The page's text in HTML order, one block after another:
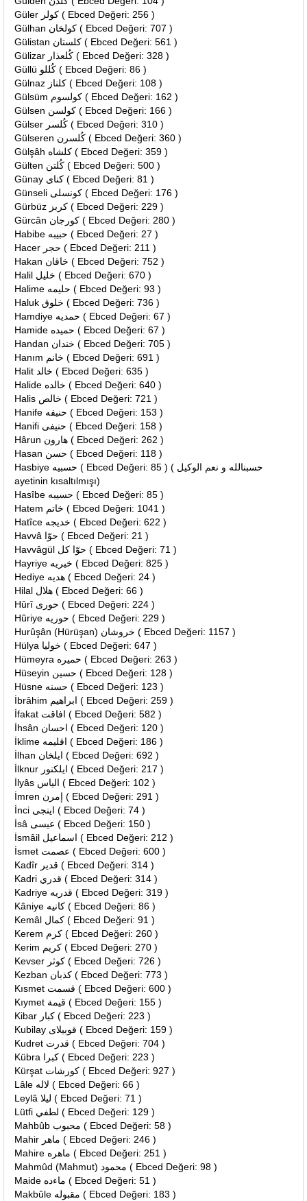
Güler كولر ( Ebced Değeri: 256 )
Gülhan كولخان ( Ebced Değeri: 707 )
Gülistan كلستان ( Ebced Değeri: 561 )
Gülizar كُلعذار ( Ebced Değeri: 328 )
Güllü كُللو ( Ebced Değeri: 86 )
Gülnaz كلناز ( Ebced Değeri: 108 )
Gülsüm كولسوم ( Ebced Değeri: 162 )
Gülsen كولسن ( Ebced Değeri: 166 )
Gülser كُلسر ( Ebced Değeri: 310 )
Gülseren كُلسرن ( Ebced Değeri: 360 )
Gülşâh كلشاه ( Ebced Değeri: 359 )
Gülten كُلتن ( Ebced Değeri: 500 )
Günay كناى ( Ebced Değeri: 81 )
Günseli كونسلى ( Ebced Değeri: 176 )
Gürbüz كربز ( Ebced Değeri: 229 )
Gürcân كورجان ( Ebced Değeri: 280 )
Habibe حبيبه ( Ebced Değeri: 27 )
Hacer حجر ( Ebced Değeri: 211 )
Hakan خاقان ( Ebced Değeri: 752 )
Halil خليل ( Ebced Değeri: 670 )
Halime حليمه ( Ebced Değeri: 93 )
Haluk خلوق ( Ebced Değeri: 736 )
Hamdiye حمديه ( Ebced Değeri: 67 )
Hamide حميده ( Ebced Değeri: 67 )
Handan خندان ( Ebced Değeri: 705 )
Hanım خانم ( Ebced Değeri: 691 )
Halit خالد ( Ebced Değeri: 635 )
Halide خالده ( Ebced Değeri: 640 )
Halis خالص ( Ebced Değeri: 721 )
Hanife حنيفه ( Ebced Değeri: 153 )
Hanifi حنيفى ( Ebced Değeri: 158 )
Hârun هارون ( Ebced Değeri: 262 )
Hasan حسن ( Ebced Değeri: 118 )
Hasbiye حسبيه ( Ebced Değeri: 85 ) ( حسبنالله و نعم الوكيل
ayetinin kısaltılmışı)
Hasîbe حسيبه ( Ebced Değeri: 85 )
Hatem خاتم ( Ebced Değeri: 1041 )
Hatîce خديجه ( Ebced Değeri: 622 )
Havvâ حوّا ( Ebced Değeri: 21 )
Havvâgül حوّا كل ( Ebced Değeri: 71 )
Hayriye خيريه ( Ebced Değeri: 825 )
Hediye هديه ( Ebced Değeri: 24 )
Hilal هلال ( Ebced Değeri: 66 )
Hûrî حورى ( Ebced Değeri: 224 )
Hûriye حوريه ( Ebced Değeri: 229 )
Hurûşân (Hürüşan) خروشان ( Ebced Değeri: 1157 )
Hülya خوليا ( Ebced Değeri: 647 )
Hümeyra حميره ( Ebced Değeri: 263 )
Hüseyin حسين ( Ebced Değeri: 128 )
Hüsne حسنه ( Ebced Değeri: 123 )
İbrâhim ابراهيم ( Ebced Değeri: 259 )
İfakat افاقت ( Ebced Değeri: 582 )
İhsân احسان ( Ebced Değeri: 120 )
İklime اقليمه ( Ebced Değeri: 186 )
İlhan ايلخان ( Ebced Değeri: 692 )
İlknur ايلكنور ( Ebced Değeri: 217 )
İlyâs الياس ( Ebced Değeri: 102 )
İmren إمرن ( Ebced Değeri: 291 )
İnci اينجى ( Ebced Değeri: 74 )
İsâ عيسى ( Ebced Değeri: 150 )
İsmâil اسماعيل ( Ebced Değeri: 212 )
İsmet عصمت ( Ebced Değeri: 600 )
Kadîr قدير ( Ebced Değeri: 314 )
Kadri قدري ( Ebced Değeri: 314 )
Kadriye قدريه ( Ebced Değeri: 319 )
Kâniye كانيه ( Ebced Değeri: 86 )
Kemâl كمال ( Ebced Değeri: 91 )
Kerem كرم ( Ebced Değeri: 260 )
Kerim كريم ( Ebced Değeri: 270 )
Kevser كوثر ( Ebced Değeri: 726 )
Kezban كذبان ( Ebced Değeri: 773 )
Kısmet قسمت ( Ebced Değeri: 600 )
Kıymet قيمة ( Ebced Değeri: 155 )
Kibar كبار ( Ebced Değeri: 223 )
Kubilay قوبيلاى ( Ebced Değeri: 159 )
Kudret قدرت ( Ebced Değeri: 704 )
Kübra كبرا ( Ebced Değeri: 223 )
Kürşat كورشات ( Ebced Değeri: 927 )
Lâle لاله ( Ebced Değeri: 66 )
Leylâ ليلا ( Ebced Değeri: 71 )
Lütfi لطفي ( Ebced Değeri: 129 )
Mahbûb محبوب ( Ebced Değeri: 58 )
Mahir ماهر ( Ebced Değeri: 246 )
Mahire ماهره ( Ebced Değeri: 251 )
Mahmûd (Mahmut) محمود ( Ebced Değeri: 98 )
Maide ماءده ( Ebced Değeri: 51 )
Makbûle مقبوله ( Ebced Değeri: 183 )